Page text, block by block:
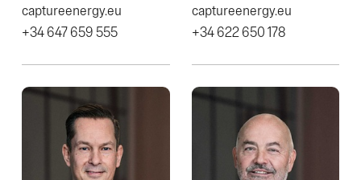
captureenergy.eu
+34 647 659 555
captureenergy.eu
+34 622 650 178